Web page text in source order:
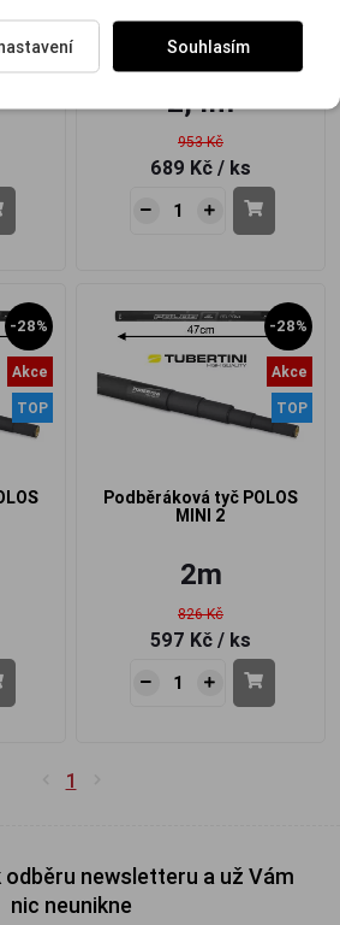
Podběráková tyč POLOS
MINI 2,4
2,4m
953 Kč
689 Kč / ks
-28%
Akce
TOP
-28%
Akce
TOP
Podběráková tyč POLOS
MINI 2
2m
826 Kč
597 Kč / ks
1
newsletteru a už Vám
nic neunikne
Souhlasím